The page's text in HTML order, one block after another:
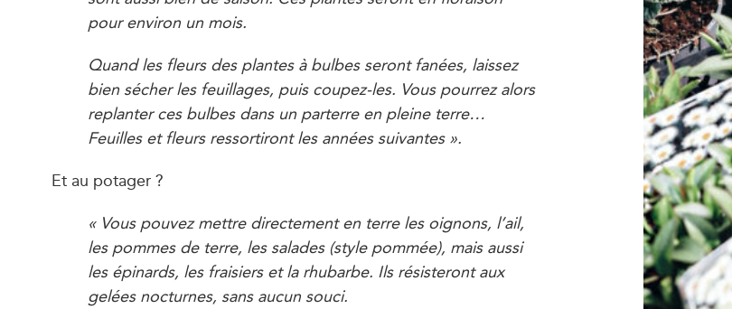
pour environ un mois.
Quand les fleurs des plantes à bulbes seront fanées, laissez
bien sécher les feuillages, puis coupez-les. Vous pourrez alors
replanter ces bulbes dans un parterre en pleine terre…
Feuilles et fleurs ressortiront les années suivantes ».
Et au potager ?
« Vous pouvez mettre directement en terre les oignons, l’ail,
les pommes de terre, les salades (style pommée), mais aussi
les épinards, les fraisiers et la rhubarbe. Ils résisteront aux
gelées nocturnes, sans aucun souci.